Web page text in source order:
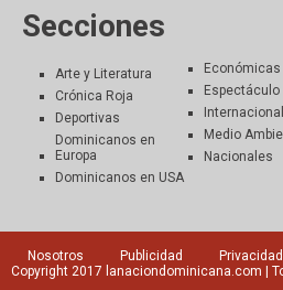
Secciones
Arte y Literatura
Crónica Roja
Deportivas
Dominicanos en
Europa
Dominicanos en USA
Económicas
Espectáculo
Medio
Nacionales
Nosotros Publicidad Privacidad
Copyright 2017 lanaciondominicana.com |